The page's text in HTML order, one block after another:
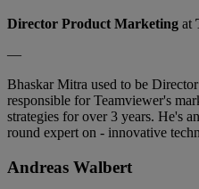
Director Product Marketing at
—
Bhaskar Mitra used to be
responsible for Teamviewer's
strategies for over 3 years. He's
round expert on - innovative
Andreas Walbert